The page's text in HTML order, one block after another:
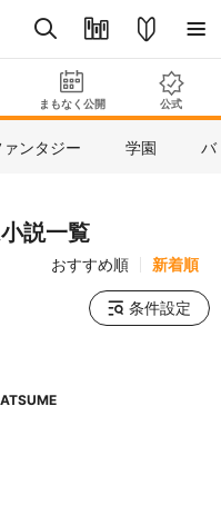
まもなく公開 公式
ァンタジー 学園 バ
説一覧
おすすめ順 新着順
条件設定